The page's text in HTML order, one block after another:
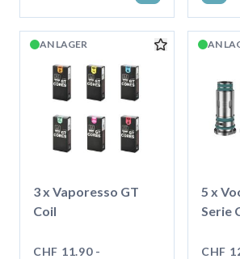
AN LAGER
3 x Vaporesso GT
Coil
CHF 11.90 -
AN
5 x
Serie
CHF